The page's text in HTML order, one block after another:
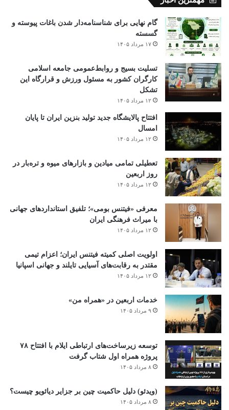
گام نهایی برای شناسنامه‌دار شدن باغات پیوسته و
گسسته
۱۷ مرداد ۱۴۰۵
تسلیت بسیج و روابط‌عمومی جامعه اسلامی
کارگران کشور به مسئول ورزش و قرارگاه این
تشکل
۱۲ مرداد ۱۴۰۵
افتتاح ‌پالایشگاه جدید تولید بنزین ایران تا پایان
امسال
۱۲ مرداد ۱۴۰۵
تعطیلی تمامی میادین و بازارهای میوه و تره‌بار در
روز اربعین
۱۲ مرداد ۱۴۰۵
معرفی «فیتنس بومی»؛ تلفیق استانداردهای جهانی
با میراث فرهنگی ایران
۱۲ مرداد ۱۴۰۵
اولویت اصلی کمیته فیتنس ایران؛ اعزام تیمی
مقتدر به رقابت‌های آسیایی تایلند و جهانی اسپانیا
۱۲ مرداد ۱۴۰۵
خدمات اربعین در «همراه من»
۹ مرداد ۱۴۰۵
توسعه زیرساخت‌های ارتباطی ایلام با افتتاح ۷۸
پروژه همراه اول شتاب گرفت
۸ مرداد ۱۴۰۵
(ویدئو) دلیل حاکمیت چین بر جزایر دیائویو چیست؟
۸ مرداد ۱۴۰۵